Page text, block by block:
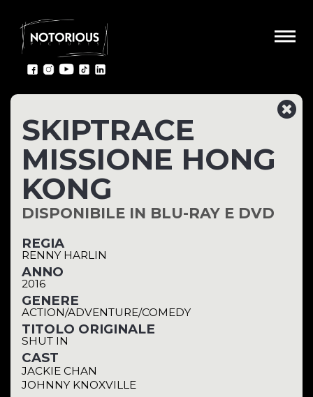
SKIPTRACE
MISSIONE HONG
KONG
DISPONIBILE IN BLU-RAY E DVD
REGIA
RENNY HARLIN
ANNO
2016
GENERE
ACTION/ADVENTURE/COMEDY
TITOLO ORIGINALE
SHUT IN
CAST
JACKIE CHAN
JOHNNY KNOXVILLE